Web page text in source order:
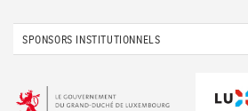
SPONSORS INSTITUTIONNELS